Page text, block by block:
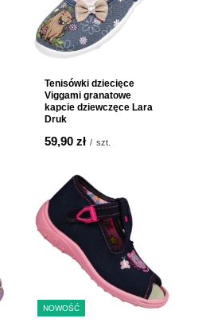
Tenisówki dziecięce
Viggami granatowe
kapcie dziewczęce Lara
Druk
59,90 zł / szt.
NOWOŚĆ